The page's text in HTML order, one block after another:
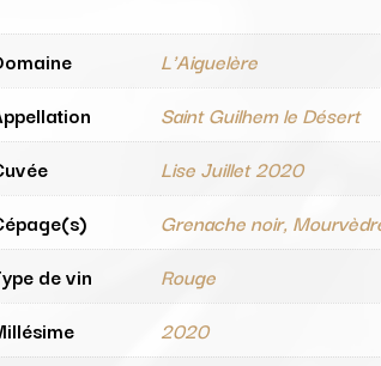
L'Aiguelère
Saint Guilhem le Désert
Lise Juillet 2020
Grenache noir,
de vin
Rouge
2020